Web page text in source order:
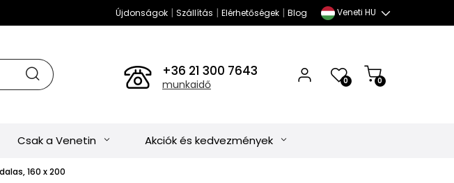
Újdonságok| Szállítás | Elérhetőségek| Blog Veneti HU
+36 21 300 7643
munkaidő 0 0
Csak a Venetin Akciók és kedvezmények
160 x 200